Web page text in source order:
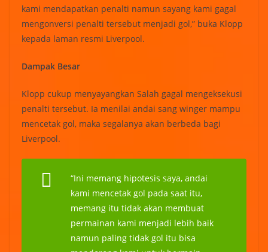
kami mendapatkan penalti namun sayang kami gagal
mengonversi penalti tersebut menjadi gol,” buka Klopp
kepada laman resmi Liverpool.
Dampak Besar
Klopp cukup menyayangkan Salah gagal mengeksekusi
penalti tersebut. Ia menilai andai sang winger mampu
mencetak gol, maka segalanya akan berbeda bagi
Liverpool.
“Ini memang hipotesis saya, andai
kami mencetak gol pada saat itu,
memang itu tidak akan membuat
permainan kami menjadi lebih baik
namun paling tidak gol itu bisa